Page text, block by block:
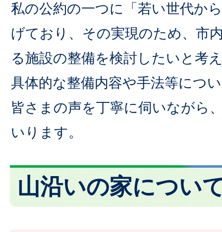
私の公約の一つに「若い世代か
げており、その実現のため、市
る施設の整備を検討したいと考
具体的な整備内容や手法等につ
皆さまの声を丁寧に伺いながら
いります。
山沿いの家につい